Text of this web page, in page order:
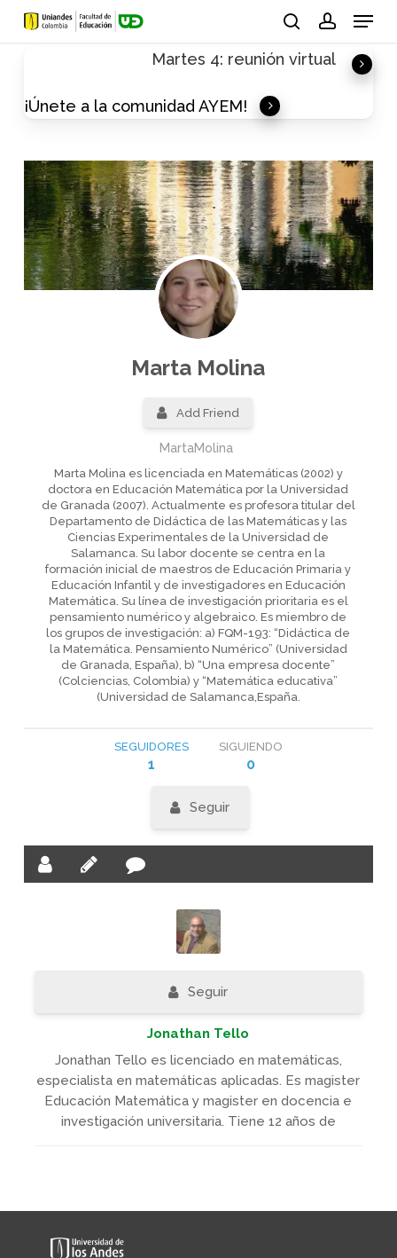
Skip
Menu
Martes 4: reunión virtual
¡Únete a la comunidad AYEM!
Marta Molina
Add Friend
MartaMolina
Marta Molina es licenciada en Matemáticas (2002) y
doctora en Educación Matemática por la Universidad
de Granada (2007). Actualmente es profesora titular del
Departamento de Didáctica de las Matemáticas y las
Ciencias Experimentales de la Universidad de
Salamanca. Su labor docente se centra en la
formación inicial de maestros de Educación Primaria y
Educación Infantil y de investigadores en Educación
Matemática. Su línea de investigación prioritaria es el
pensamiento numérico y algebraico. Es miembro de
los grupos de investigación: a) FQM-193: “Didáctica de
la Matemática. Pensamiento Numérico” (Universidad
de Granada, España), b) “Una empresa docente”
(Colciencias, Colombia) y “Matemática educativa”
(Universidad de Salamanca,España.
SEGUIDORES
1
SIGUIENDO
0
Seguir
Seguir
Jonathan Tello
Jonathan Tello es licenciado en matemáticas,
especialista en matemáticas aplicadas. Es magister
Educación Matemática y magister en docencia e
investigación universitaria. Tiene 12 años de